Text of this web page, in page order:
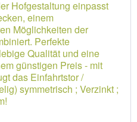
Hofgestaltung einpasst
einem
Möglichkeiten der
Perfekte
Qualität und eine
günstigen Preis - mit
das Einfahrtstor /
symmetrisch ; Verzinkt ;